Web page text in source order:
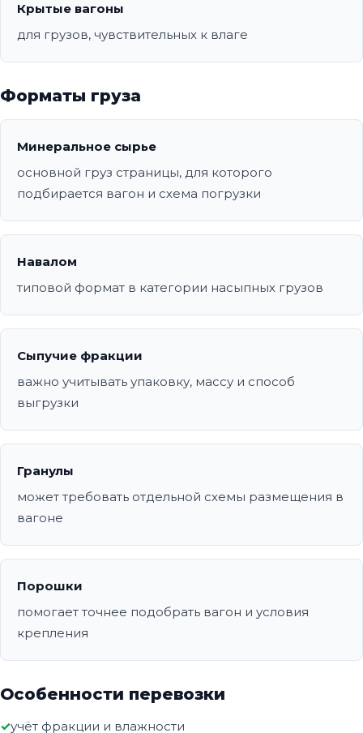
Крытые вагоны
для грузов, чувствительных к влаге
Форматы груза
Минеральное сырье
основной груз страницы, для которого
подбирается вагон и схема погрузки
Навалом
типовой формат в категории насыпных грузов
Сыпучие фракции
важно учитывать упаковку, массу и способ
выгрузки
Гранулы
может требовать отдельной схемы размещения в
вагоне
Порошки
помогает точнее подобрать вагон и условия
крепления
Особенности перевозки
учёт фракции и влажности